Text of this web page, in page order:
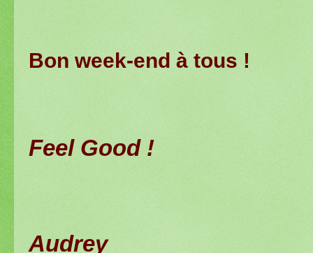
Bon week-end à tous !
Feel Good !
Audrey